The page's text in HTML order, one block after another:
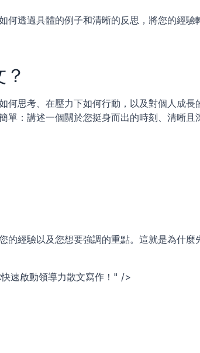
何透過具體的例子和清晰的反思，將您的經驗
何思考、在壓力下如何行動，以及對個人成長
單：講述一個關於您挺身而出的時刻、清晰且
的經驗以及您想要強調的重點。這就是為什麼
速啟動領導力散文寫作！" />